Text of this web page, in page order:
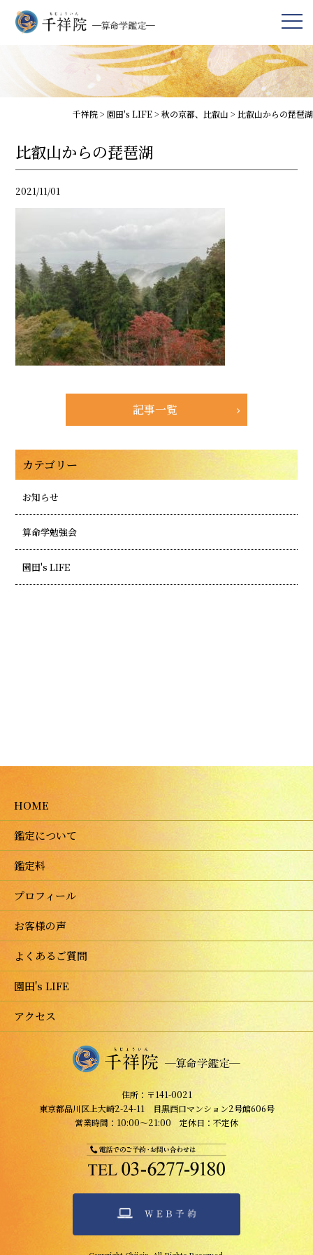
千祥院> 園田's LIFE> 秋の京都、比叡山 > 比叡山からの琵琶湖
比叡山からの琵琶湖
2021/11/01
記事一覧
カテゴリー
お知らせ
算命学勉強会
園田's LIFE
HOME
鑑定について
鑑定料
プロフィール
お客様の声
よくあるご質問
園田's LIFE
アクセス
住所：〒141-0021
東京都品川区上大崎2-24-11 目黒西口マンション2号館606号
営業時間：10:00～21:00 定休日：不定休